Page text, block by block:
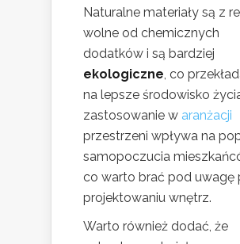
Naturalne materiały są z
wolne od chemicznych
dodatków i są bardziej
ekologiczne, co
na lepsze środowisko
zastosowanie w aranżacji
przestrzeni wpływa na
samopoczucia
co warto brać pod uwagę
projektowaniu wnętrz.
Warto również dodać, że